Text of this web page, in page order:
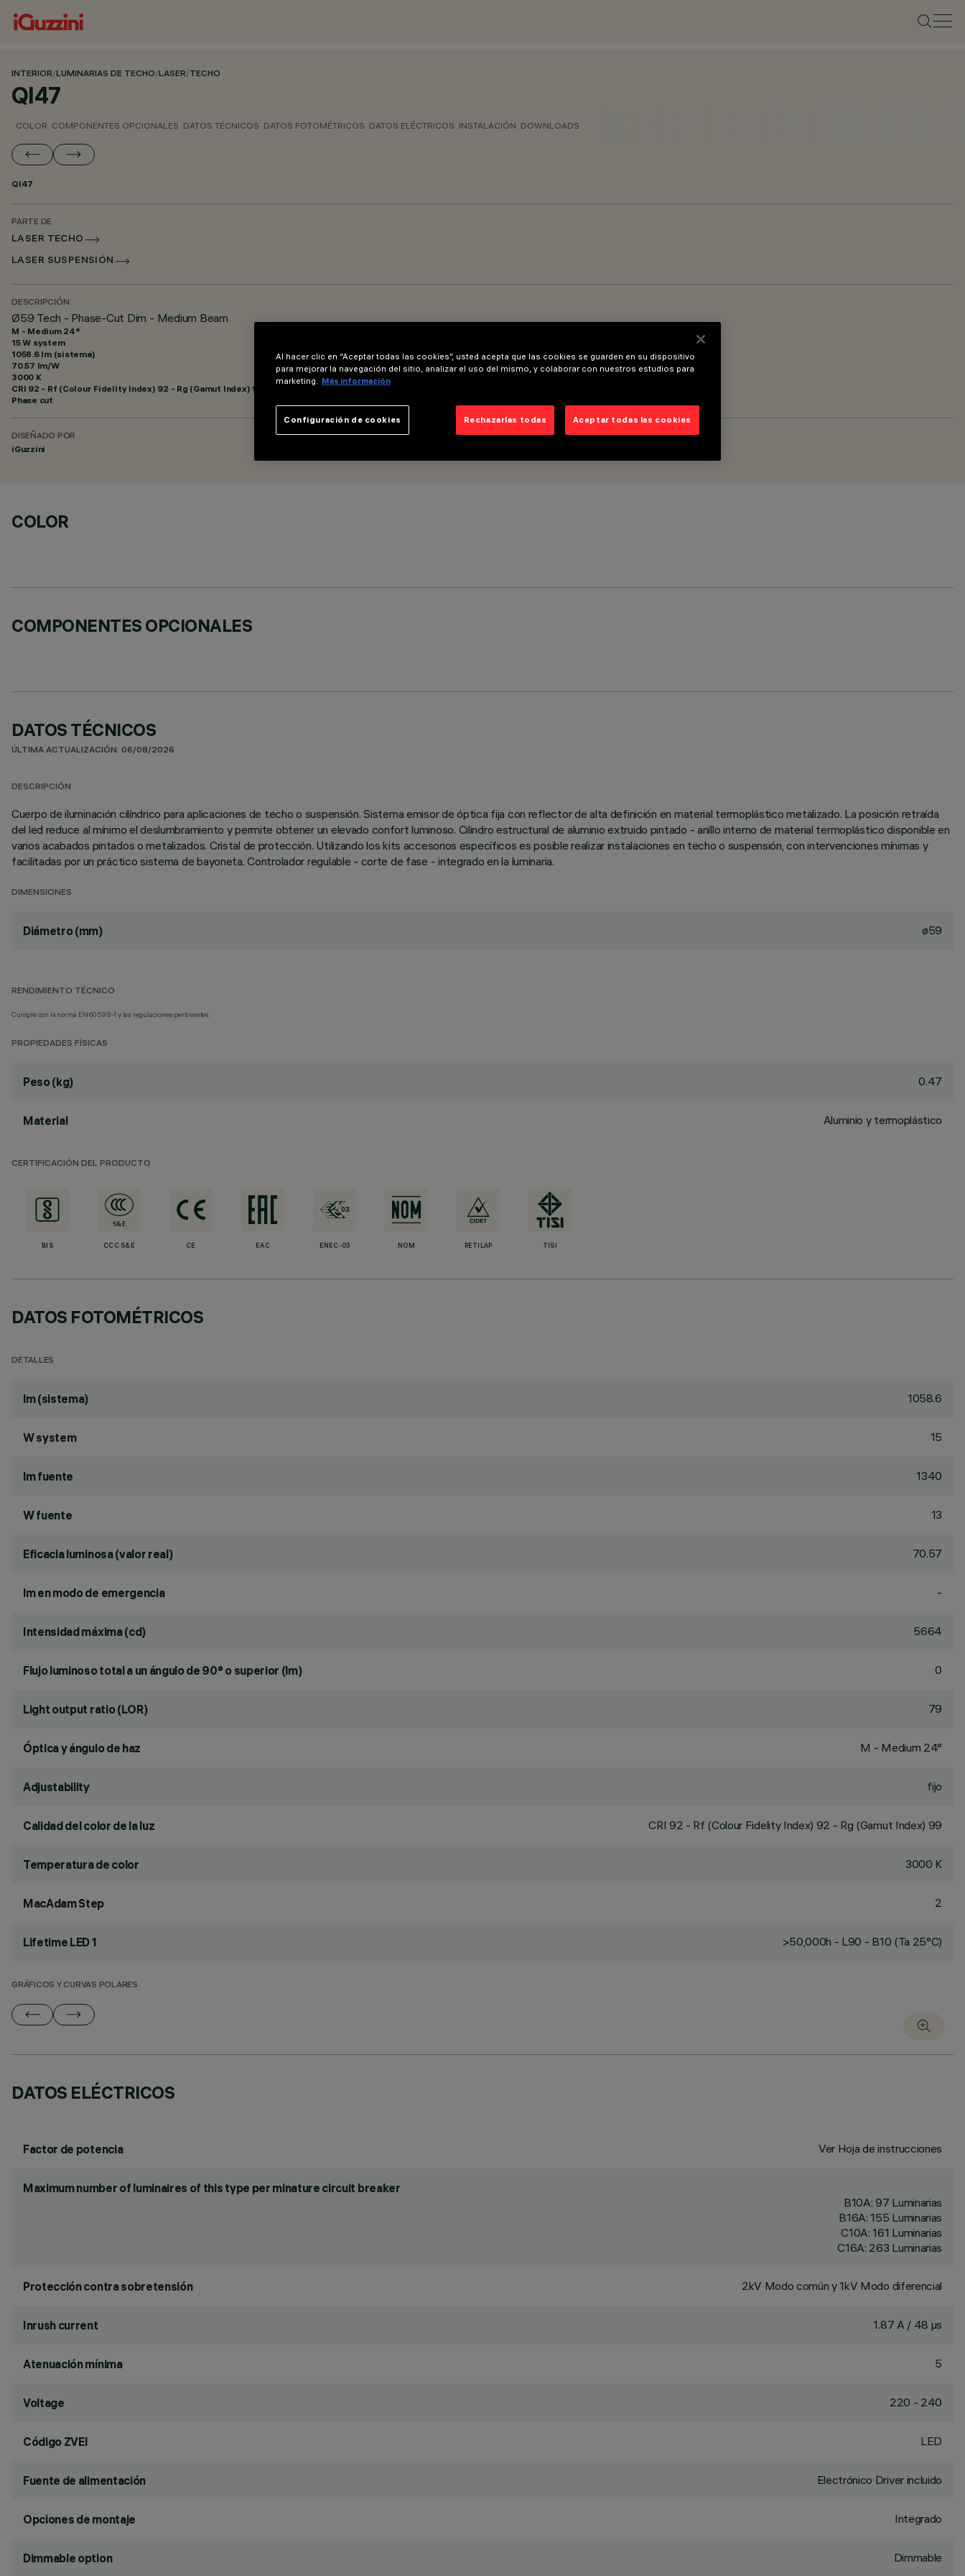
INTERIOR/LUMINARIAS DE TECHO/LASER/TECHO
QI47
COLOR COMPONENTES OPCIONALES DATOS TÉCNICOS DATOS FOTOMÉTRICOS DATOS ELÉCTRICOS INSTALACIÓN DOWNLOADS
QI47
PARTE DE
LASER TECHO
LASER SUSPENSIÓN
DESCRIPCIÓN
Ø59 Tech - Phase-Cut Dim - Medium Beam
M - Medium 24°
15 W system
1058.6 lm (sistema)
70.57 lm/W
3000 K
CRI 92 - Rf (Colour Fidelity Index) 92 - Rg (Gamut Index) 99
Phase cut
DISEÑADO POR
iGuzzini
COLOR
COMPONENTES OPCIONALES
DATOS TÉCNICOS
ÚLTIMA ACTUALIZACIÓN: 06/08/2026
DESCRIPCIÓN
Cuerpo de iluminación cilíndrico para aplicaciones de techo o suspensión. Sistema emisor de óptica fija con reflector de alta definición en material termoplástico metalizado. La posición retraída
del led reduce al mínimo el deslumbramiento y permite obtener un elevado confort luminoso. Cilindro estructural de aluminio extruido pintado - anillo interno de material termoplástico disponible en
varios acabados pintados o metalizados. Cristal de protección. Utilizando los kits accesorios específicos es posible realizar instalaciones en techo o suspensión, con intervenciones mínimas y
facilitadas por un práctico sistema de bayoneta. Controlador regulable - corte de fase - integrado en la luminaria.
DIMENSIONES
Diámetro (mm) ø59
RENDIMIENTO TÉCNICO
Cumple con la norma EN60598-1 y las regulaciones pertinentes.
PROPIEDADES FÍSICAS
Peso (kg) 0.47
Material Aluminio y termoplástico
CERTIFICACIÓN DEL PRODUCTO
BIS CCC S&E CE EAC ENEC-03 NOM RETILAP TISI
DATOS FOTOMÉTRICOS
DETALLES
lm (sistema) 1058.6
W system 15
lm fuente 1340
W fuente 13
Eficacia luminosa (valor real) 70.57
lm en modo de emergencia -
Intensidad máxima (cd) 5664
Flujo luminoso total a un ángulo de 90° o superior (lm) 0
Light output ratio (LOR) 79
Óptica y ángulo de haz M - Medium 24°
Adjustability fijo
Calidad del color de la luz CRI 92 - Rf (Colour Fidelity Index) 92 - Rg (Gamut Index) 99
Temperatura de color 3000 K
MacAdam Step 2
Lifetime LED 1 >50,000h - L90 - B10 (Ta 25°C)
GRÁFICOS Y CURVAS POLARES
DATOS ELÉCTRICOS
Factor de potencia Ver Hoja de instrucciones
Maximum number of luminaires of this type per minature circuit breaker
B10A: 97 Luminarias
B16A: 155 Luminarias
C10A: 161 Luminarias
C16A: 263 Luminarias
Protección contra sobretensión 2kV Modo común y 1kV Modo diferencial
Inrush current 1.87 A / 48 µs
Atenuación mínima 5
Voltage 220 - 240
Código ZVEI LED
Fuente de alimentación Electrónico Driver incluido
Opciones de montaje Integrado
Dimmable option Dimmable
Al hacer clic en “Aceptar todas las cookies”, usted acepta que las cookies se guarden en su dispositivo
para mejorar la navegación del sitio, analizar el uso del mismo, y colaborar con nuestros estudios para
marketing. Más información
Rechazarlas todas Aceptar todas las cookies
Configuración de cookies